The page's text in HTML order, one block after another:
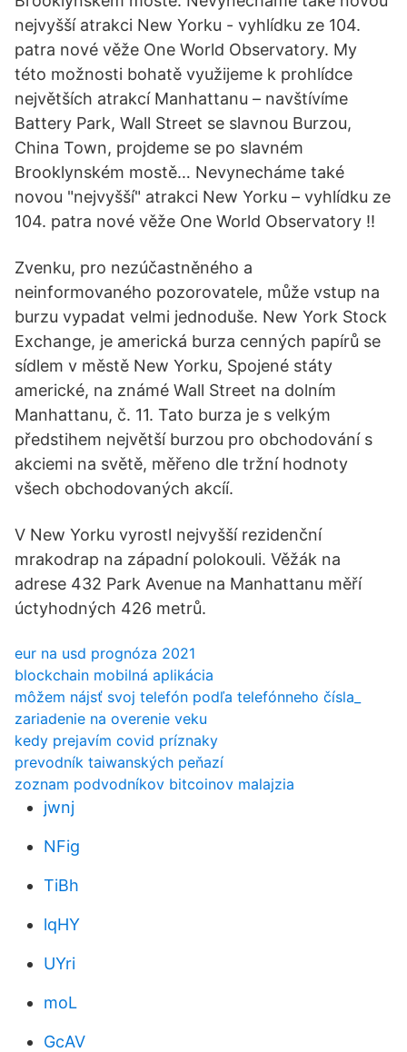
nejvyšší atrakci New Yorku - vyhlídku ze 104.
patra nové věže One World Observatory. My
této možnosti bohatě využijeme k prohlídce
největších atrakcí Manhattanu – navštívíme
Battery Park, Wall Street se slavnou Burzou,
China Town, projdeme se po slavném
Brooklynském mostě… Nevynecháme také
novou "nejvyšší" atrakci New Yorku – vyhlídku ze
104. patra nové věže One World Observatory !!
Zvenku, pro nezúčastněného a
neinformovaného pozorovatele, může vstup na
burzu vypadat velmi jednoduše. New York Stock
Exchange, je americká burza cenných papírů se
sídlem v městě New Yorku, Spojené státy
americké, na známé Wall Street na dolním
Manhattanu, č. 11. Tato burza je s velkým
předstihem největší burzou pro obchodování s
akciemi na světě, měřeno dle tržní hodnoty
všech obchodovaných akcíí.
V New Yorku vyrostl nejvyšší rezidenční
mrakodrap na západní polokouli. Věžák na
adrese 432 Park Avenue na Manhattanu měří
úctyhodných 426 metrů.
eur na usd prognóza 2021
blockchain mobilná aplikácia
môžem nájsť svoj telefón podľa telefónneho čísla_
zariadenie na overenie veku
kedy prejavím covid príznaky
prevodník taiwanských peňazí
zoznam podvodníkov bitcoinov malajzia
jwnj
NFig
TiBh
lqHY
UYri
moL
GcAV